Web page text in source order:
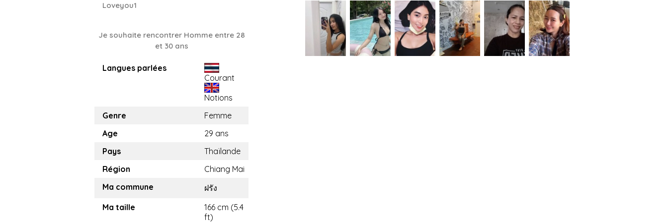
Loveyou1
Je souhaite rencontrer Homme entre 28
et 30 ans
Langues parlées
Courant
Notions
Genre
Femme
Age
29 ans
Pays
Thaïlande
Région
Chiang Mai
Ma commune
ฝรัง
Ma taille
166 cm (5.4
ft)